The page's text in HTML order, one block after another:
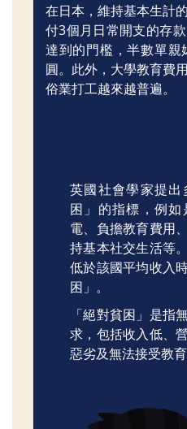
在日本，維持基本生
付3個月日常開支的存
達到的門檻，半數單親
圓。此外，大學教育費
俗業打工越來越普遍。
英國社會學家提
困」的指標，例
電、負擔教育費用
持基本社交生活等
低於該國平均收入
困」。
「絕對貧困」是指
求，包括收入低、
惡劣及無法接受教育